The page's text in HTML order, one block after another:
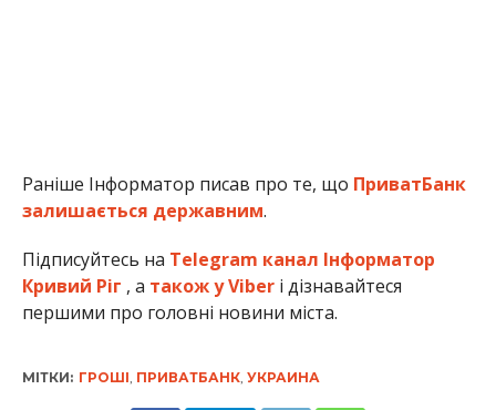
Раніше Інформатор писав про те, що ПриватБанк
залишається державним.
Підписуйтесь на Telegram канал Інформатор
Кривий Ріг , а також у Viberі дізнавайтеся
першими про головні новини міста.
МІТКИ: ГРОШІ ПРИВАТБАНК, УКРАИНА